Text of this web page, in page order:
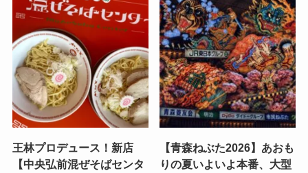
王林プロデュース！新店
【中央弘前混ぜそばセンタ
【青森ねぶた2026】あおも
りの夏いよいよ本番、大型